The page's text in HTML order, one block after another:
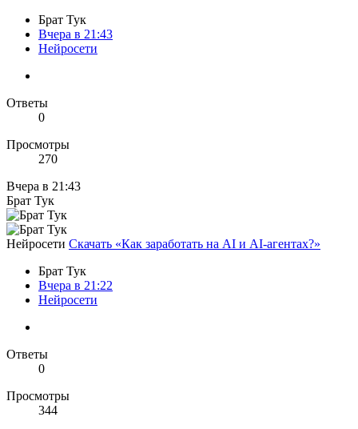
Брат Тук
Вчера в 21:43
Нейросети
Ответы
0
Просмотры
270
Вчера в 21:43
Брат Тук
Нейросети Скачать «Как заработать на AI и AI-агентах?»
Брат Тук
Вчера в 21:22
Нейросети
Ответы
0
Просмотры
344